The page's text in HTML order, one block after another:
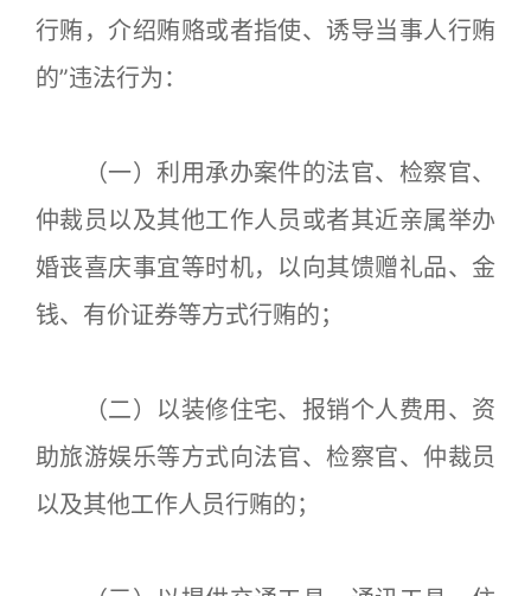
行贿，介绍贿赂或者指使、诱导当事人行贿
的”违法行为：
（一）利用承办案件的法官、检察官、
仲裁员以及其他工作人员或者其近亲属举办
婚丧喜庆事宜等时机，以向其馈赠礼品、金
钱、有价证券等方式行贿的；
（二）以装修住宅、报销个人费用、资
助旅游娱乐等方式向法官、检察官、仲裁员
以及其他工作人员行贿的；